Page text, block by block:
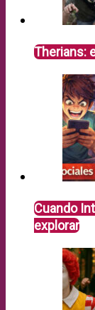
Therians:
Cuando
explorar